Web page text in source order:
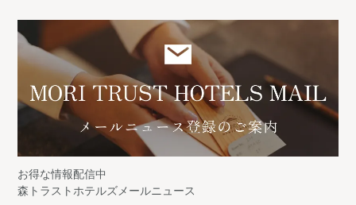
お得な情報配信中
森トラストホテルズメールニュース